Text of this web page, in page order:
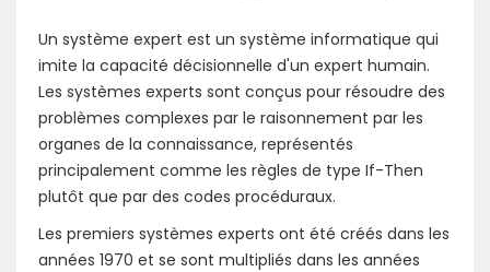
Un système expert est un système informatique qui
imite la capacité décisionnelle d'un expert humain.
Les systèmes experts sont conçus pour résoudre des
problèmes complexes par le raisonnement par les
organes de la connaissance, représentés
principalement comme les règles de type If-Then
plutôt que par des codes procéduraux.
Les premiers systèmes experts ont été créés dans les
années 1970 et se sont multipliés dans les années